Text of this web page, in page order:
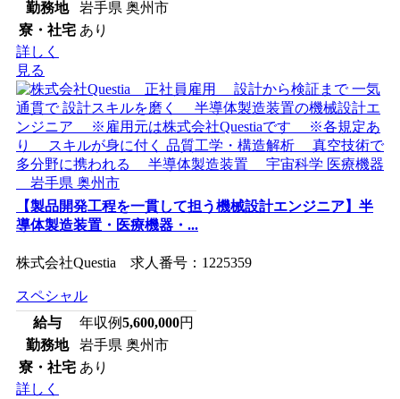
勤務地
岩手県 奥州市
寮・社宅 あり
詳しく
見る
【製品開発工程を一貫して担う機械設計エンジニア】半
導体製造装置・医療機器・...
株式会社Questia 求人番号：1225359
スペシャル
給与
年収例5,600,000円
勤務地
岩手県 奥州市
寮・社宅 あり
詳しく